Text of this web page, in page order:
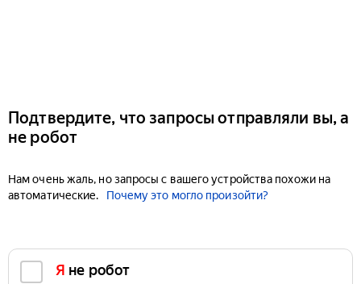
Подтвердите, что запросы отправляли вы, а
не робот
Нам очень жаль, но запросы с вашего устройства похожи на
автоматические.
Почему это могло произойти?
Я не робот